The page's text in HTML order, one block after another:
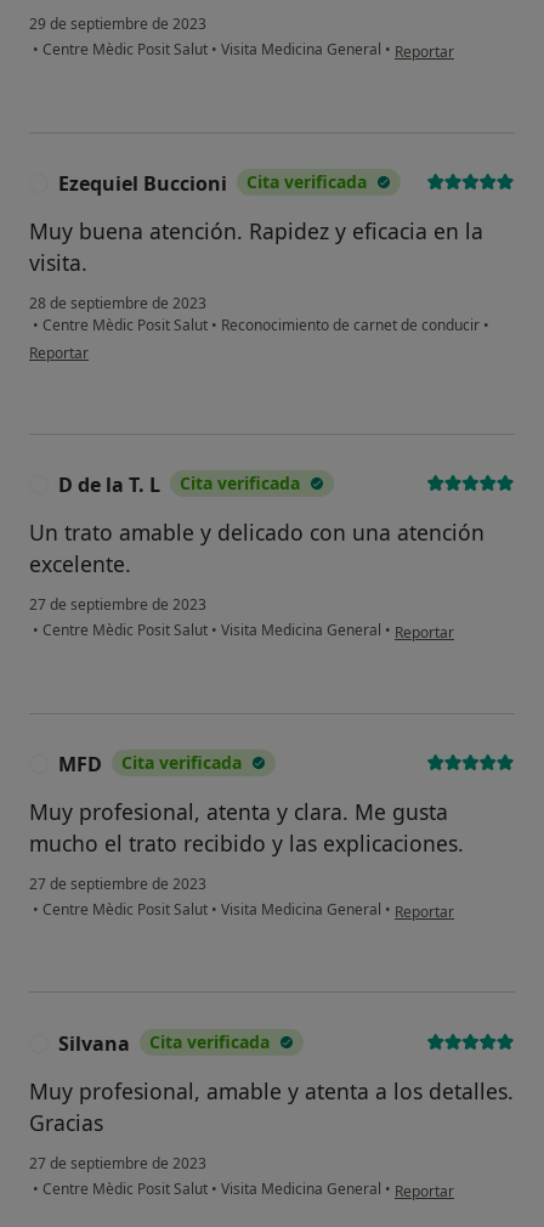
29 de septiembre de 2023
• Centre Mèdic Posit Salut • Visita Medicina General • en opinión del usuario
Reportar
Ezequiel Buccioni Cita verificada
Muy buena atención. Rapidez y eficacia en la
visita.
28 de septiembre de 2023
• Centre Mèdic Posit Salut • Reconocimiento de carnet de conducir •
en opinión del usuario Ezequiel Buccioni
Reportar
D de la T. L Cita verificada
Un trato amable y delicado con una atención
excelente.
27 de septiembre de 2023
• Centre Mèdic Posit Salut • Visita Medicina General • en opinión del
Reportar
MFD Cita verificada
Muy profesional, atenta y clara. Me gusta
mucho el trato recibido y las explicaciones.
27 de septiembre de 2023
• Centre Mèdic Posit Salut • Visita Medicina General • en opinión del
Reportar
Silvana Cita verificada
Muy profesional, amable y atenta a los detalles.
Gracias
27 de septiembre de 2023
• Centre Mèdic Posit Salut • Visita Medicina General • en opinión del
Reportar